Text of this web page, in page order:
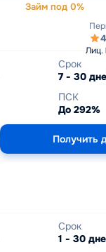
Займ под 0%
Срок
7 - 30
ПСК
До 292%
Получить
Срок
1 - 30